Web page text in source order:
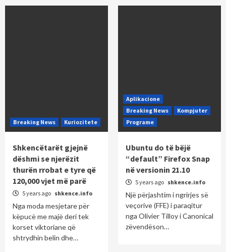
Breaking News Kuriozitete
Shkencëtarët gjejnë
dëshmi se njerëzit
thurën rrobat e tyre që
120,000 vjet më parë
5 years ago shkence.info
Nga moda mesjetare për
këpucë me majë deri tek
korset viktoriane që
shtrydhin belin dhe…
Aplikacione
Breaking News
Kompjuter
Programe
Ubuntu do të bëjë
“default” Firefox Snap
në versionin 21.10
5 years ago shkence.info
Një përjashtim i ngrirjes së
veçorive (FFE) i paraqitur
nga Olivier Tilloy i Canonical
zëvendëson…